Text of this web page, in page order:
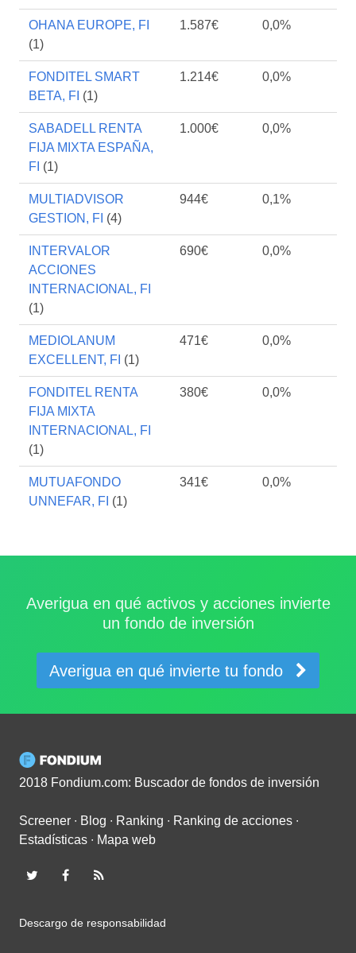
OHANA EUROPE, FI
(1)
1.587€ 0,0%
FONDITEL SMART
BETA, FI (1)
1.214€ 0,0%
SABADELL RENTA
FIJA MIXTA ESPAÑA,
FI (1)
1.000€ 0,0%
MULTIADVISOR
GESTION, FI (4)
944€ 0,1%
INTERVALOR
ACCIONES
INTERNACIONAL, FI
(1)
690€ 0,0%
MEDIOLANUM
EXCELLENT, FI (1)
471€ 0,0%
FONDITEL RENTA
FIJA MIXTA
INTERNACIONAL, FI
(1)
380€ 0,0%
MUTUAFONDO
UNNEFAR, FI (1)
341€ 0,0%
Averigua en qué activos y acciones invierte
un fondo de inversión
Averigua en qué invierte tu fondo
2018 Fondium.com: Buscador de fondos de inversión
Screener ∙ Blog ∙ Ranking ∙ Ranking de acciones ∙
Estadísticas ∙ Mapa web
Descargo de responsabilidad